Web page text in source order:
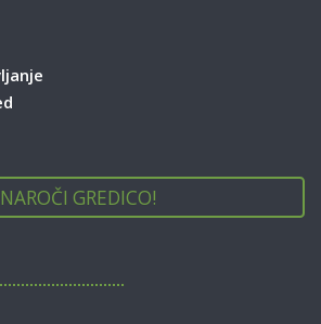
NAROČI GREDICO!